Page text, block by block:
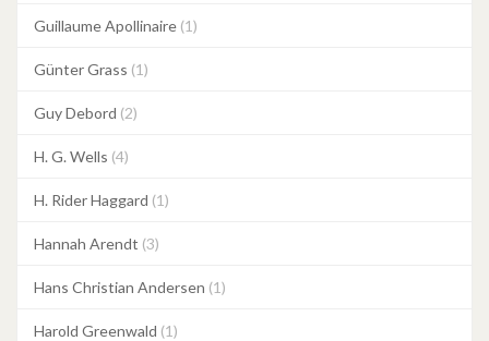
Guillaume Apollinaire (1)
Günter Grass (1)
Guy Debord (2)
H. G. Wells (4)
H. Rider Haggard (1)
Hannah Arendt (3)
Hans Christian Andersen (1)
Harold Greenwald (1)